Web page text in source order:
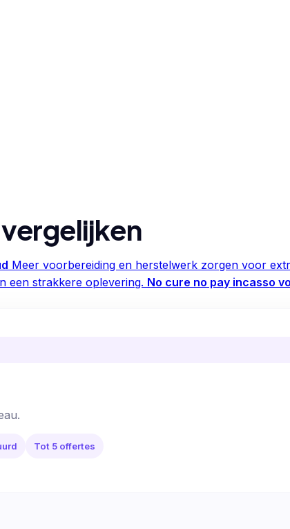
Meer voorbereiding en herstelwerk zorgen voor
een strakkere oplevering. No cure no pay incasso
Tot 5 offertes